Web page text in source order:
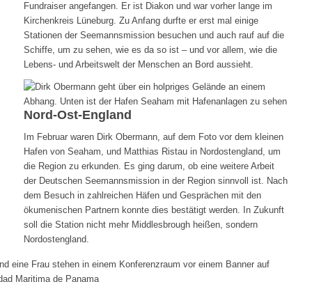
Fundraiser angefangen. Er ist Diakon und war vorher lange im
Kirchenkreis Lüneburg. Zu Anfang durfte er erst mal einige
Stationen der Seemannsmission besuchen und auch rauf auf die
Schiffe, um zu sehen, wie es da so ist – und vor allem, wie die
Lebens- und Arbeitswelt der Menschen an Bord aussieht.
Nord-Ost-England
Im Februar waren Dirk Obermann, auf dem Foto vor dem kleinen
Hafen von Seaham, und Matthias Ristau in Nordostengland, um
die Region zu erkunden. Es ging darum, ob eine weitere Arbeit
der Deutschen Seemannsmission in der Region sinnvoll ist. Nach
dem Besuch in zahlreichen Häfen und Gesprächen mit den
ökumenischen Partnern konnte dies bestätigt werden. In Zukunft
soll die Station nicht mehr Middlesbrough heißen, sondern
Nordostengland.